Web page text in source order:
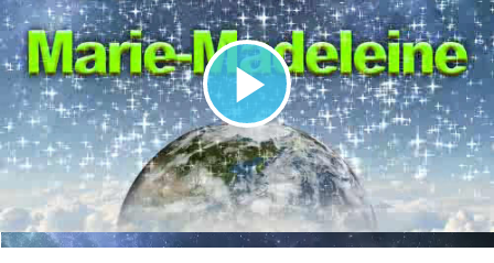
Lire
la